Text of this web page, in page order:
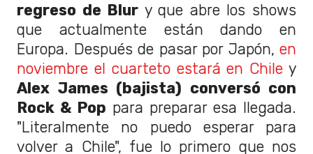
regreso de Blur y que abre los shows
que actualmente están dando en
Europa. Después de pasar por Japón, en
noviembre el cuarteto estará en Chile y
Alex James (bajista) conversó con
Rock & Pop para preparar esa llegada.
"Literalmente no puedo esperar para
volver a Chile", fue lo primero que nos